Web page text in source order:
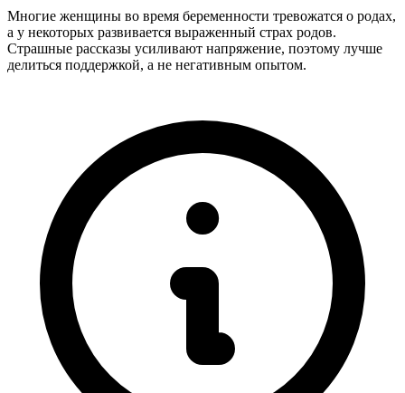
Многие женщины во время беременности тревожатся о родах,
а у некоторых развивается выраженный страх родов.
Страшные рассказы усиливают напряжение, поэтому лучше
делиться поддержкой, а не негативным опытом.